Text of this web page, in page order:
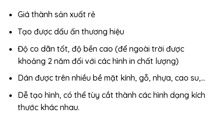
Giá thành sản xuất rẻ
Tạo được dấu ấn thương hiệu
Độ co dãn tốt, độ bền cao (để ngoài trời được
khoảng 2 năm đối với các hình in chất lượng)
Dán được trên nhiều bề mặt kính, gỗ, nhựa, cao su,…
Dễ tạo hình, có thể tùy cắt thành các hình dạng kích
thước khác nhau.